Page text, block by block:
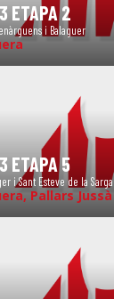
ETAPA 2
i Balaguer
ETAPA 5
i Sant Esteve de la Sarga
Pallars Jussà